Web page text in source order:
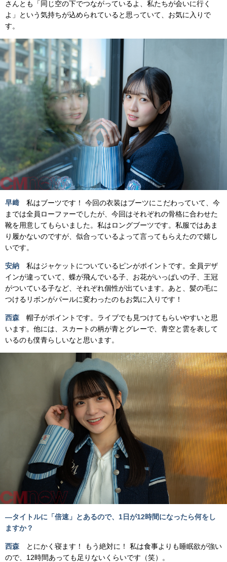
さんとも「同じ空の下でつながっているよ、私たちが会いに行く
よ」という気持ちが込められていると思っていて、お気に入りで
す。
早﨑 私はブーツです！ 今回の衣装はブーツにこだわっていて、今
までは全員ローファーでしたが、今回はそれぞれの骨格に合わせた
靴を用意してもらいました。私はロングブーツです。私服ではあま
り履かないのですが、似合っているよって言ってもらえたので嬉し
いです。
安納 私はジャケットについているピンがポイントです。全員デザ
インが違っていて、蝶が飛んでいる子、お花がいっぱいの子、王冠
がついている子など、それぞれ個性が出ています。あと、髪の毛に
つけるリボンがパールに変わったのもお気に入りです！
西森 帽子がポイントです。ライブでも見つけてもらいやすいと思
います。他には、スカートの柄が青とグレーで、青空と雲を表して
いるのも僕青らしいなと思います。
―タイトルに「倍速」とあるので、1日が12時間になったら何をし
ますか？
西森 とにかく寝ます！ もう絶対に！ 私は食事よりも睡眠欲が強い
ので、12時間あっても足りないくらいです（笑）。